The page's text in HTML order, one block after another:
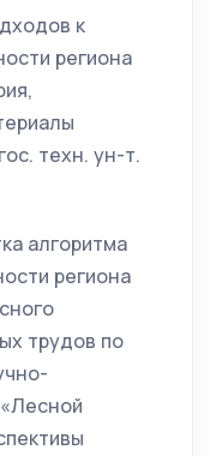
к
региона
техн. ун-т.
алгоритма
региона
трудов по